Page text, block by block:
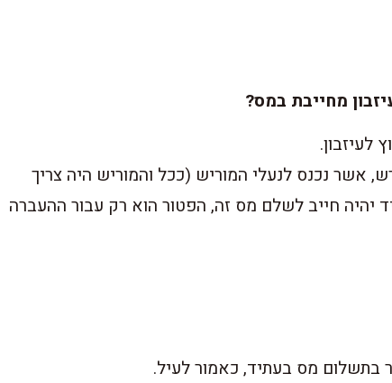
מחייבת במס?
אשר נכנס לנעלי המוריש (ככל והמוריש היה צריך
חייב לשלם מס זה, הפטור הוא רק עבור ההעברה
בתשלום מס בעתיד, כאמור לעיל.